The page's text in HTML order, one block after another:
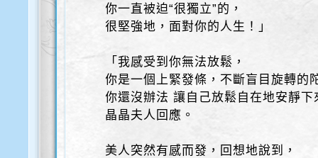
你一直被迫“很獨立”的，
很堅強地，面對你的人生！」
「我感受到你無法放鬆，
你是一個上緊發條，不斷盲目旋轉的
你還沒辦法 讓自己放鬆自在地安靜下
晶晶夫人回應。
美人突然有感而發，回想地說到，